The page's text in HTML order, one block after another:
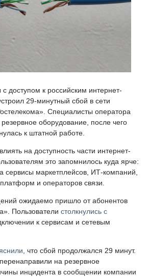
доступом к российским интернет-
29-минутный сбой в сети
Специалисты оператора
оборудование, после чего
к штатной работе.
на доступность части интернет-
это запомнилось куда ярче:
сервисы маркетплейсов, ИТ-компаний,
и операторов связи.
ожидаемо пришло от абонентов
Пользователи столкнулись с
к сервисам и сетевым
, что сбой продолжался 29 минут.
на резервное
инцидента в сообщении компании